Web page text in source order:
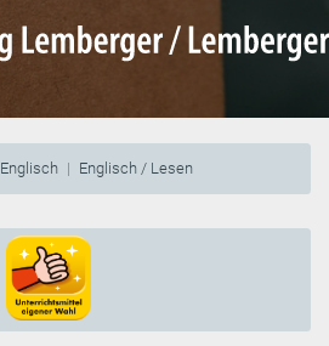
Englisch Englisch / Lesen